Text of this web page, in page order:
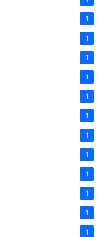
1
1
1
1
1
1
1
1
1
1
1
1